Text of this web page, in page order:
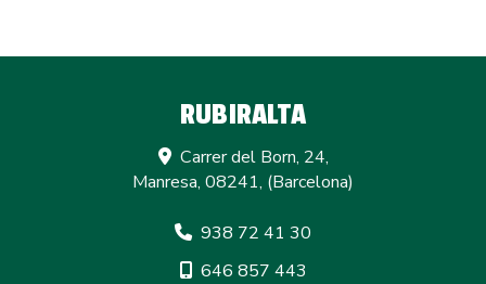
RUBIRALTA
Carrer del Born, 24,
Manresa, 08241, (Barcelona)
938 72 41 30
646 857 443